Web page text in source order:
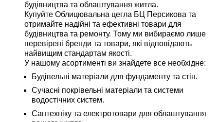
будівництва та облаштування житла.
Купуйте Облицювальна цегла БЦ Персикова та
отримайте надійні та ефективні товари для
будівництва та ремонту. Тому ми вибираємо лише
перевірені бренди та товари, які відповідають
найвищим стандартам якості.
У нашому асортименті ви знайдете все необхідне:
Будівельні матеріали для фундаменту та стін.
Сучасні покрівельні матеріали та системи
водостічних систем.
Сантехніку та електротовари для облаштування